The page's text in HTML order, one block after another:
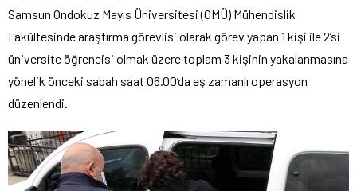
Samsun Ondokuz Mayıs Üniversitesi (OMÜ) Mühendislik
Fakültesinde araştırma görevlisi olarak görev yapan 1 kişi ile 2’si
üniversite öğrencisi olmak üzere toplam 3 kişinin yakalanmasına
yönelik önceki sabah saat 06.00’da eş zamanlı operasyon
düzenlendi.